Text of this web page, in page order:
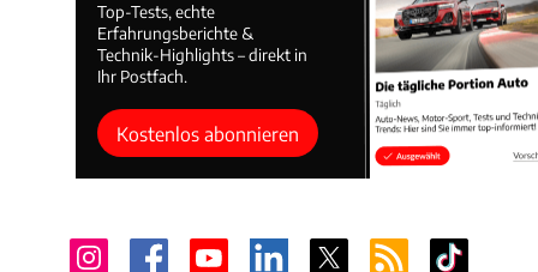
Top-Tests, echte
Erfahrungsberichte &
Technik-Highlights – direkt in
Ihr Postfach.
Kostenlos abonnieren